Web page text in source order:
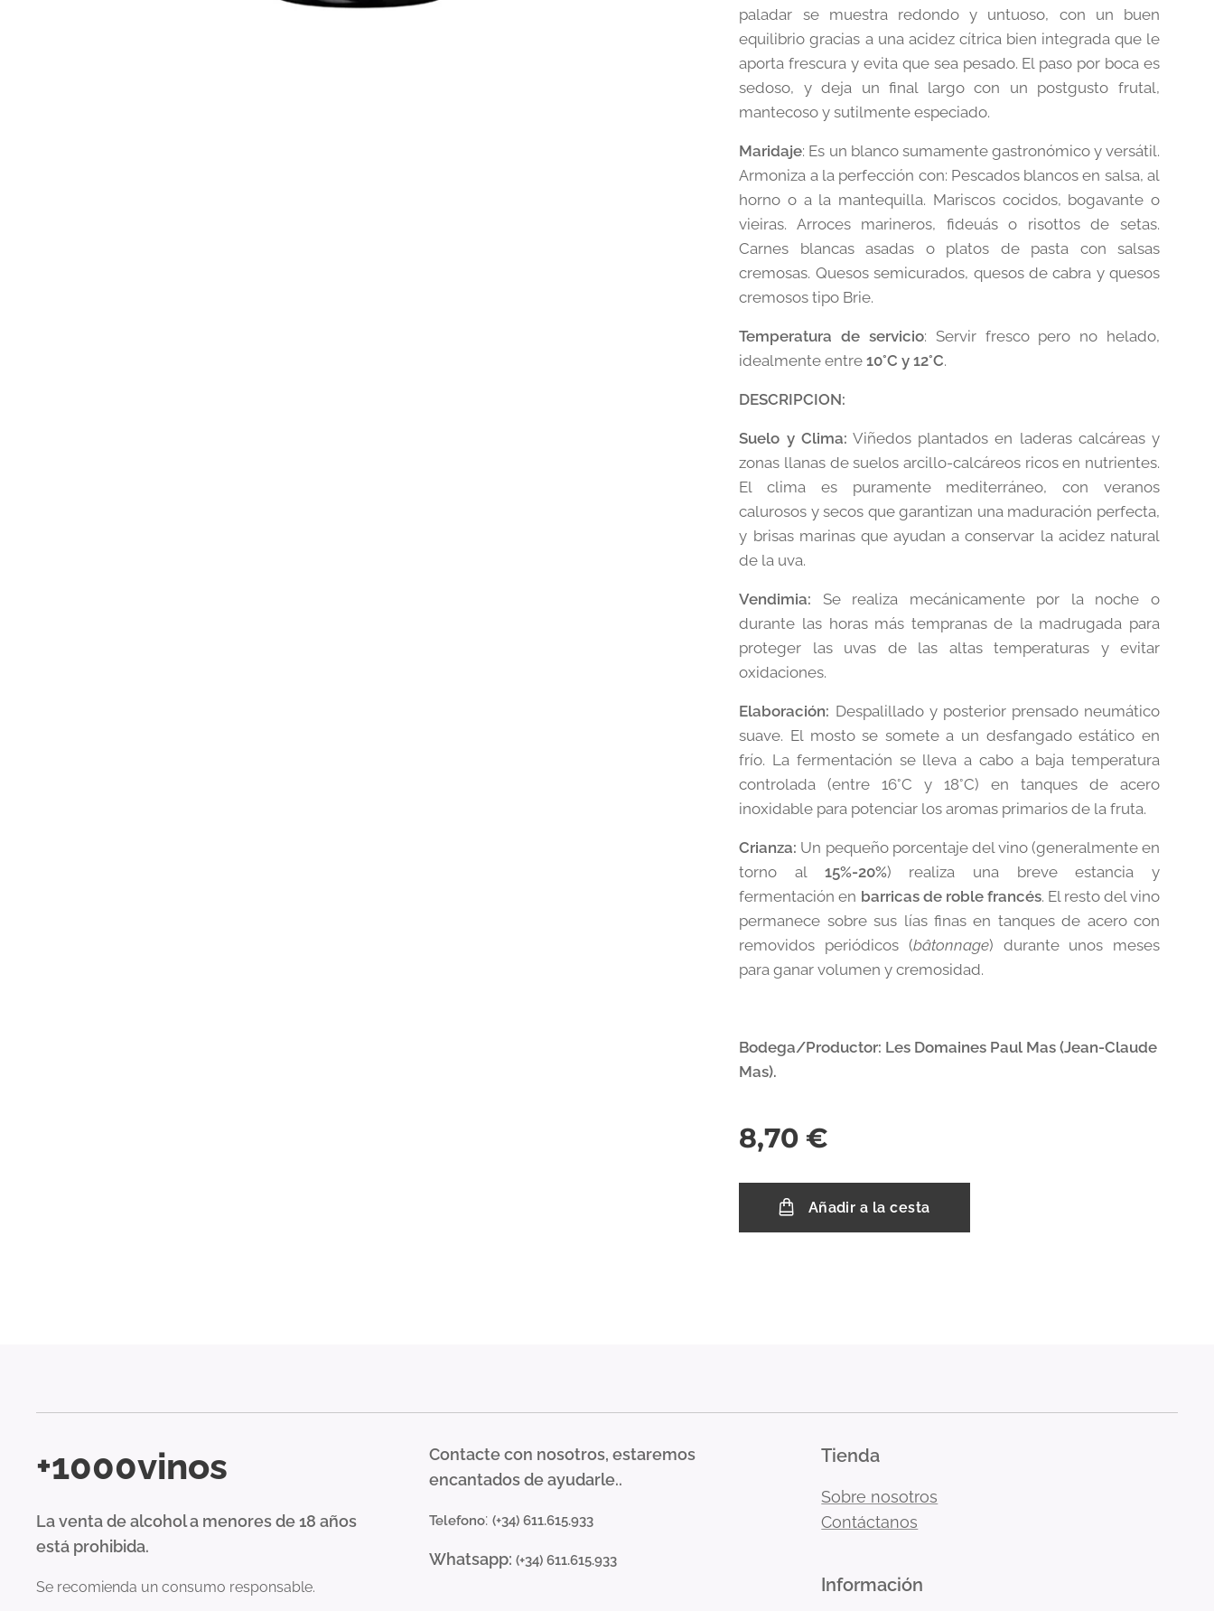
paladar se muestra redondo y untuoso, con un buen
equilibrio gracias a una acidez cítrica bien integrada que le
aporta frescura y evita que sea pesado. El paso por boca es
sedoso, y deja un final largo con un postgusto frutal,
mantecoso y sutilmente especiado.
Maridaje: Es un blanco sumamente gastronómico y versátil.
Armoniza a la perfección con: Pescados blancos en salsa, al
horno o a la mantequilla. Mariscos cocidos, bogavante o
vieiras. Arroces marineros, fideuás o risottos de setas.
Carnes blancas asadas o platos de pasta con salsas
cremosas. Quesos semicurados, quesos de cabra y quesos
cremosos tipo Brie.
Temperatura de servicio: Servir fresco pero no helado,
idealmente entre10°C y 12°C.
DESCRIPCION:
Suelo y Clima: Viñedos plantados en laderas calcáreas y
zonas llanas de suelos arcillo-calcáreos ricos en nutrientes.
El clima es puramente mediterráneo, con veranos
calurosos y secos que garantizan una maduración perfecta,
y brisas marinas que ayudan a conservar la acidez natural
de la uva.
Vendimia: Se realiza mecánicamente por la noche o
durante las horas más tempranas de la madrugada para
proteger las uvas de las altas temperaturas y evitar
oxidaciones.
Elaboración: Despalillado y posterior prensado neumático
suave. El mosto se somete a un desfangado estático en
frío. La fermentación se lleva a cabo a baja temperatura
controlada (entre 16°C y 18°C) en tanques de acero
inoxidable para potenciar los aromas primarios de la fruta.
Crianza: Un pequeño porcentaje del vino (generalmente en
torno al 15%-20%) realiza una breve estancia y
fermentación en barricas de roble francés. El resto del vino
permanece sobre sus lías finas en tanques de acero con
removidos periódicos (bâtonnage) durante unos meses
para ganar volumen y cremosidad.
Bodega/Productor: Les Domaines Paul Mas (Jean-Claude
Mas).
8,70 €
Añadir a la cesta
+1000vinos
La venta de alcohol a menores de 18 años
está prohibida.
Se recomienda un consumo responsable.
Contacte con nosotros, estaremos
encantados de ayudarle..
Telefono: (+34) 611.615.933
Whatsapp: (+34) 611.615.933
Tienda
Sobre nosotros
Contáctanos
Información